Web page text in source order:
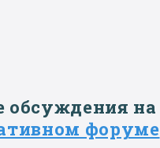
обсуждения на
форуме